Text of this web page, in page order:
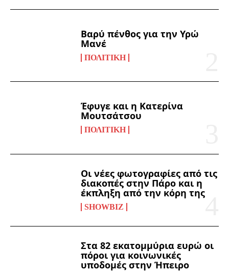
Βαρύ πένθος για την Υρώ
Μανέ
ΠΟΛΙΤΙΚΉ
Έφυγε και η Κατερίνα
Μουτσάτσου
ΠΟΛΙΤΙΚΉ
Οι νέες φωτογραφίες από τις
διακοπές στην Πάρο και η
έκπληξη από την κόρη της
SHOWBIZ
Στα 82 εκατομμύρια ευρώ οι
πόροι για κοινωνικές
υποδομές στην Ήπειρο